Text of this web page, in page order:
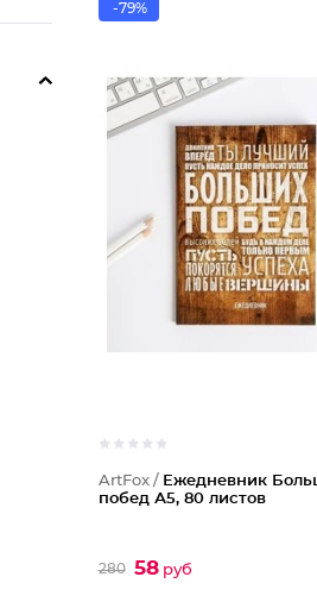
-79%
ArtFox / Ежедневник
побед А5, 80 листов
280 58руб